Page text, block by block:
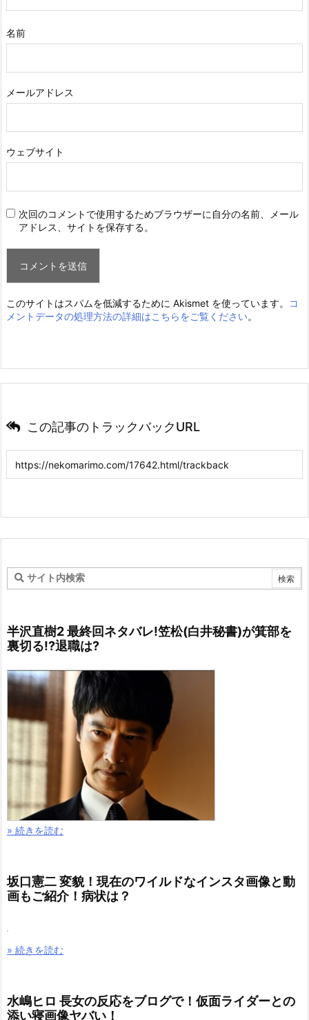
名前
メールアドレス
ウェブサイト
次回のコメントで使用するためブラウザーに自分の名前、メール
アドレス、サイトを保存する。
このサイトはスパムを低減するために Akismet を使っています。
コ
メントデータの処理方法の詳細はこちらをご覧ください。
この記事のトラックバックURL
半沢直樹2 最終回ネタバレ!笠松(白井秘書)が箕部を
裏切る!?退職は?
» 続きを読む
坂口憲二 変貌！現在のワイルドなインスタ画像と動
画もご紹介！病状は？
» 続きを読む
水嶋ヒロ 長女の反応をブログで！仮面ライダーとの
添い寝画像ヤバい！